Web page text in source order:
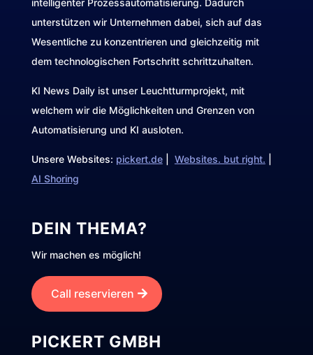
intelligenter Prozessautomatisierung. Dadurch
unterstützen wir Unternehmen dabei, sich auf das
Wesentliche zu konzentrieren und gleichzeitig mit
dem technologischen Fortschritt schrittzuhalten.
KI News Daily ist unser Leuchtturmprojekt, mit
welchem wir die Möglichkeiten und Grenzen von
Automatisierung und KI ausloten.
Unsere Websites: pickert.de| Websites. but right.
AI Shoring
DEIN THEMA?
Wir machen es möglich!
Call reservieren
PICKERT GMBH